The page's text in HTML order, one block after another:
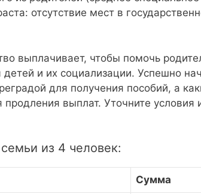
отсутствие мест в
выплачивает, чтобы помочь
и их социализации. Успешно
для получения пособий, а
выплат. Уточните условия
из 4 человек:
Сумма